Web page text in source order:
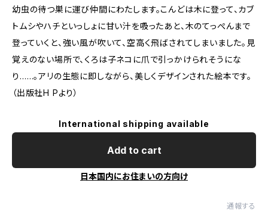
幼虫の待つ巣に運び仲間にわたします。こんどは木に登って、カブ
トムシやハチといっしょに甘い汁を吸ったあと、木のてっぺんまで
登っていくと、強い風が吹いて、空高く飛ばされてしまいました。見
覚えのない場所で、くろは子ネコに爪で引っかけられそうにな
り……。アリの生態に即しながら、美しくデザインされた絵本です。
（出版社H Pより）
International shipping available
Add to cart
日本国内にお住まいの方向け
通報する